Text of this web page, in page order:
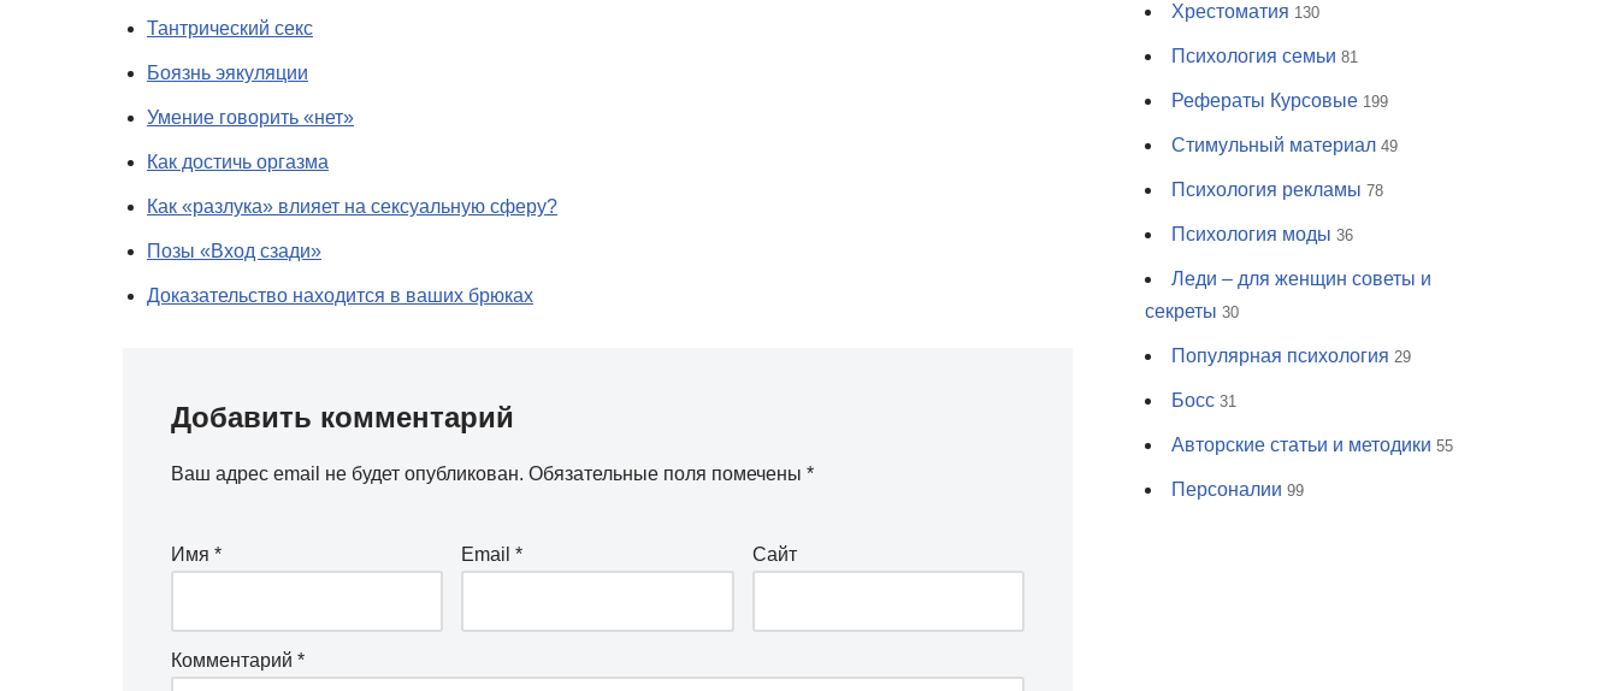
Тантрический секс
Боязнь эякуляции
Умение говорить «нет»
Как достичь оргазма
Как «разлука» влияет на сексуальную сферу?
Позы «Вход сзади»
Доказательство находится в ваших брюках
Добавить комментарий
Ваш адрес email не будет опубликован. Обязательные поля помечены *
Имя * Email* Сайт
Комментарий *
Хрестоматия 130
Психология семьи 81
Рефераты Курсовые 199
Стимульный материал 49
Психология рекламы 78
Психология моды 36
Леди – для женщин советы и
секреты 30
Популярная психология 29
Босс 31
Авторские статьи и методики 55
Персоналии 99